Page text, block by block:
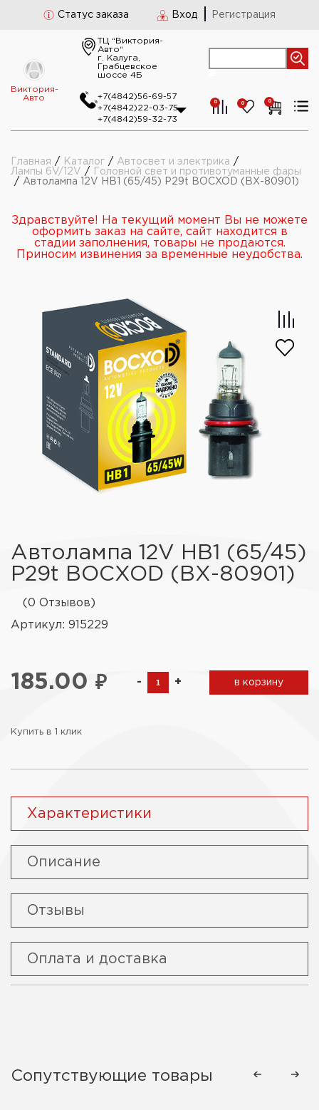
Статус заказа Вход Регистрация
Виктория-
Авто
ТЦ “Виктория-
Авто“
г. Калуга,
Грабцевское
шоссе 4Б
+7(4842)56-69-57
+7(4842)22-03-75
+7(4842)59-32-73
0 0 0
Главная / Каталог / Автосвет и электрика /
Лампы 6V/12V
/
Головной свет и противотуманные фары
/ Автолампа 12V HB1 (65/45) P29t BOCXOD (ВХ-80901)
Здравствуйте! На текущий момент Вы не можете
оформить заказ на сайте, сайт находится в
стадии заполнения, товары не продаются.
Приносим извинения за временные неудобства.
Автолампа 12V HB1 (65/45)
P29t BOCXOD (ВХ-80901)
(0 Отзывов)
Артикул: 915229
185.00 ₽ - + в корзину
Купить в 1 клик
Характеристики
Описание
Отзывы
Оплата и доставка
Сопутствующие товары